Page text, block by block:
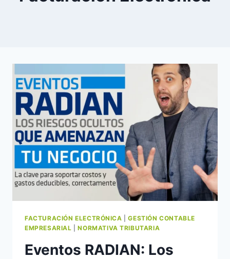
FACTURACIÓN ELECTRÓNICA |GESTIÓN CONTABLE
EMPRESARIAL |NORMATIVA TRIBUTARIA
Eventos RADIAN: Los